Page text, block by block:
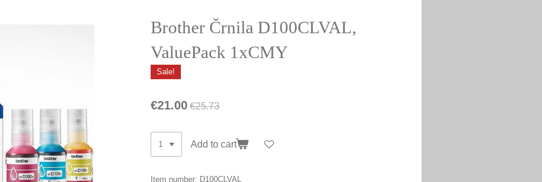
Brother Črnila D100CLVAL,
ValuePack 1xCMY
Sale!
€21.00 €25.73
Add to cart
Item number: D100CLVAL